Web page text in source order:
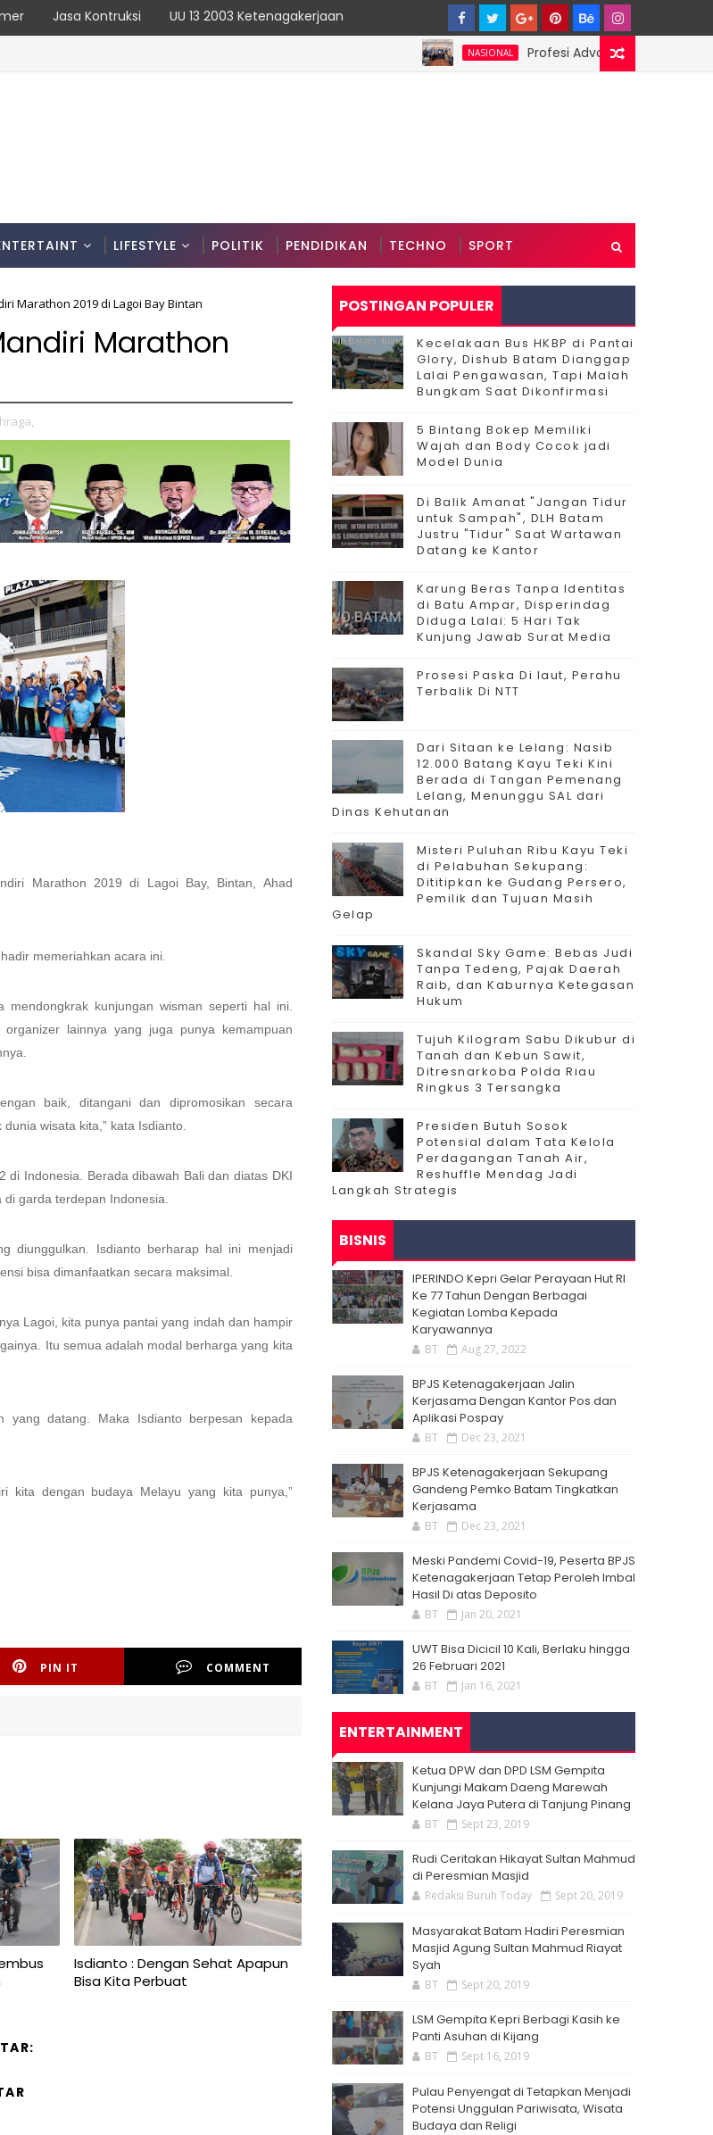
Jasa Kontruksi UU 13 2003 Ketenagakerjaan
NASIONAL Profesi Advokat Diduga Dilecehkan
LIFESTYLE POLITIK PENDIDIKAN TECHNO SPORT
Marathon 2019 di Lagoi Bay Bintan
Marathon
Marathon 2019 di Lagoi Bay, Bintan, Ahad
memeriahkan acara ini.
kunjungan wisman seperti hal ini.
lainnya yang juga punya kemampuan
baik, ditangani dan dipromosikan secara
wisata kita,” kata Isdianto.
di Indonesia. Berada dibawah Bali dan diatas DKI
garda terdepan Indonesia.
diunggulkan. Isdianto berharap hal ini menjadi
bisa dimanfaatkan secara maksimal.
Lagoi, kita punya pantai yang indah dan hampir
Itu semua adalah modal berharga yang kita
yang datang. Maka Isdianto berpesan kepada
kita dengan budaya Melayu yang kita punya,”
PIN IT COMMENT
Isdianto : Dengan Sehat Apapun
Bisa Kita Perbuat
POSTINGAN POPULER
Kecelakaan Bus HKBP di Pantai
Glory, Dishub Batam Dianggap
Lalai Pengawasan, Tapi Malah
Bungkam Saat Dikonfirmasi
5 Bintang Bokep Memiliki
Wajah dan Body Cocok jadi
Model Dunia
Di Balik Amanat "Jangan Tidur
untuk Sampah", DLH Batam
Justru "Tidur" Saat Wartawan
Datang ke Kantor
Karung Beras Tanpa Identitas
di Batu Ampar, Disperindag
Diduga Lalai: 5 Hari Tak
Kunjung Jawab Surat Media
Prosesi Paska Di laut, Perahu
Terbalik Di NTT
Dari Sitaan ke Lelang: Nasib
12.000 Batang Kayu Teki Kini
Berada di Tangan Pemenang
Lelang, Menunggu SAL dari
Dinas Kehutanan
Misteri Puluhan Ribu Kayu Teki
di Pelabuhan Sekupang:
Dititipkan ke Gudang Persero,
Pemilik dan Tujuan Masih
Gelap
Skandal Sky Game: Bebas Judi
Tanpa Tedeng, Pajak Daerah
Raib, dan Kaburnya Ketegasan
Hukum
Tujuh Kilogram Sabu Dikubur di
Tanah dan Kebun Sawit,
Ditresnarkoba Polda Riau
Ringkus 3 Tersangka
Presiden Butuh Sosok
Potensial dalam Tata Kelola
Perdagangan Tanah Air,
Reshuffle Mendag Jadi
Langkah Strategis
BISNIS
IPERINDO Kepri Gelar Perayaan Hut RI
Ke 77 Tahun Dengan Berbagai
Kegiatan Lomba Kepada
Karyawannya
BT Aug 27, 2022
BPJS Ketenagakerjaan Jalin
Kerjasama Dengan Kantor Pos dan
Aplikasi Pospay
BT Dec 23, 2021
BPJS Ketenagakerjaan Sekupang
Gandeng Pemko Batam Tingkatkan
Kerjasama
BT Dec 23, 2021
Meski Pandemi Covid-19, Peserta BPJS
Ketenagakerjaan Tetap Peroleh Imbal
Hasil Di atas Deposito
BT Jan 20, 2021
UWT Bisa Dicicil 10 Kali, Berlaku hingga
26 Februari 2021
BT Jan 16, 2021
ENTERTAINMENT
Ketua DPW dan DPD LSM Gempita
Kunjungi Makam Daeng Marewah
Kelana Jaya Putera di Tanjung Pinang
BT Sept 23, 2019
Rudi Ceritakan Hikayat Sultan Mahmud
di Peresmian Masjid
Redaksi Buruh Today Sept 20, 2019
Masyarakat Batam Hadiri Peresmian
Masjid Agung Sultan Mahmud Riayat
Syah
BT Sept 20, 2019
LSM Gempita Kepri Berbagi Kasih ke
Panti Asuhan di Kijang
BT Sept 16, 2019
Pulau Penyengat di Tetapkan Menjadi
Potensi Unggulan Pariwisata, Wisata
Budaya dan Religi